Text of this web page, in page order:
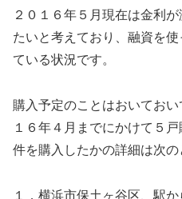
２０１６年５月現在は金利
たいと考えており、融資を
ている状況です。
購入予定のことはおいてお
１６年４月までにかけて５
件を購入したかの詳細は次の
１．横浜市保土ヶ谷区、駅